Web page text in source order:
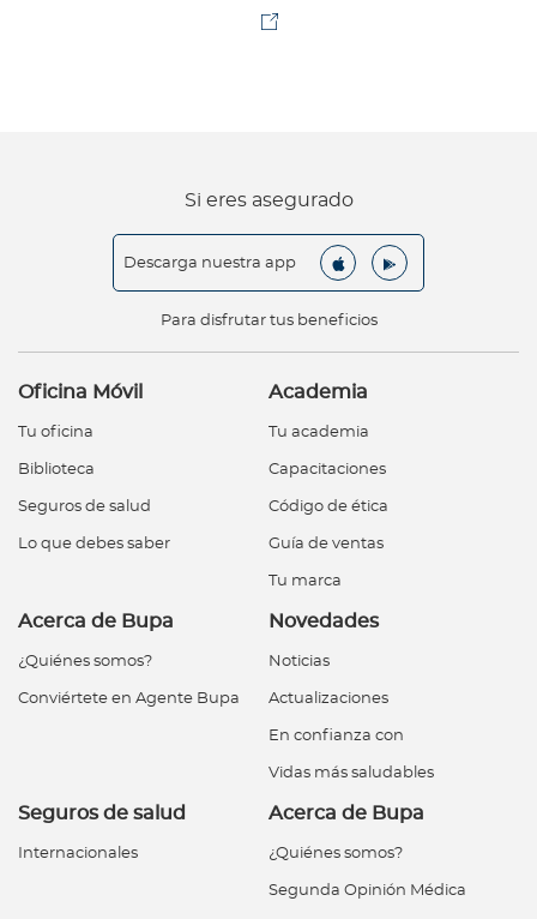
Si eres asegurado
Descarga nuestra app
Para disfrutar tus beneficios
Oficina Móvil
Tu oficina
Biblioteca
Seguros de salud
Lo que debes saber
Academia
Tu academia
Capacitaciones
Código de ética
Guía de ventas
Tu marca
Acerca de Bupa
¿Quiénes somos?
Conviértete en Agente Bupa
Novedades
Noticias
Actualizaciones
En confianza con
Vidas más saludables
Seguros de salud
Internacionales
Acerca de Bupa
¿Quiénes somos?
Segunda Opinión Médica